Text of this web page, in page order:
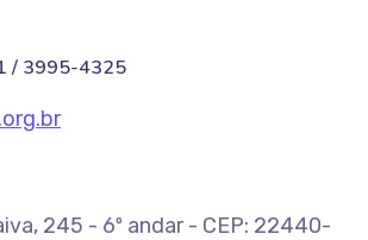
/ 3995-4325
245 - 6º andar - CEP: 22440-